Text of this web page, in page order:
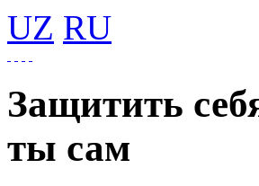
UZ RU
Защитить
ты сам